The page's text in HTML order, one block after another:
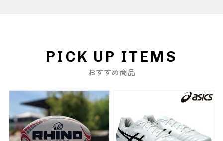
PICK UP ITEMS
おすすめ商品